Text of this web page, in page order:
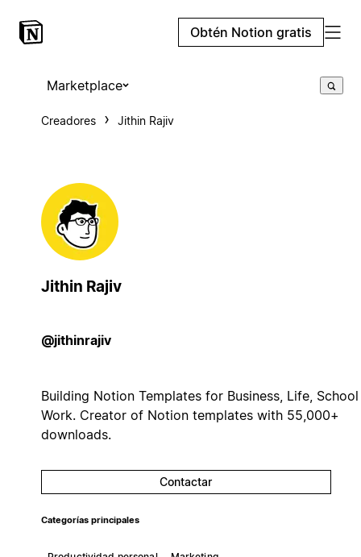
Obtén Notion gratis
Marketplace
Creadores Jithin Rajiv
Jithin Rajiv
@jithinrajiv
Building Notion Templates for Business, Life, School
Work. Creator of Notion templates with 55,000+
downloads.
Contactar
Categorías principales